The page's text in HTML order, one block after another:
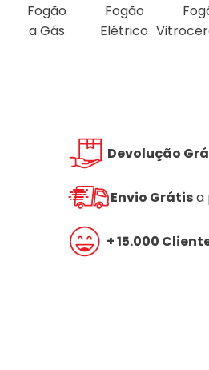
Fogão
a Gás
Fogão
Elétrico
Devolução
Envio Grátisa
+ 15.000